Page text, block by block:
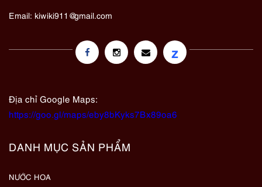
Email: kiwiki911@gmail.com
z
Địa chỉ Google Maps:
https://goo.gl/maps/eby8bKyks7Bx89oa6
DANH MỤC SẢN PHẨM
NƯỚC HOA